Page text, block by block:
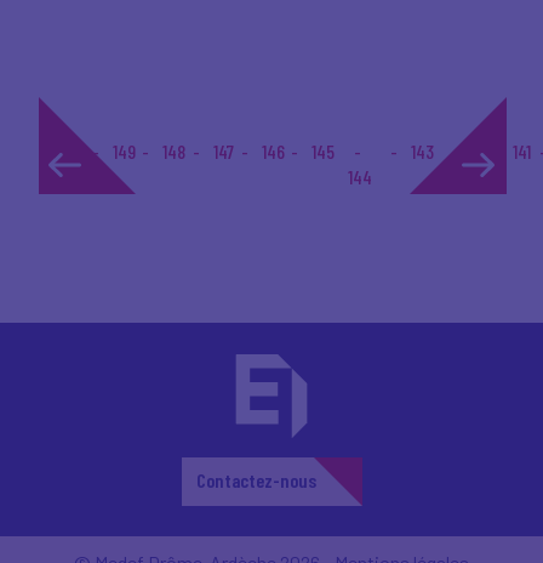
1... 149 148 147 146
145
144
143
141
Contactez-nous